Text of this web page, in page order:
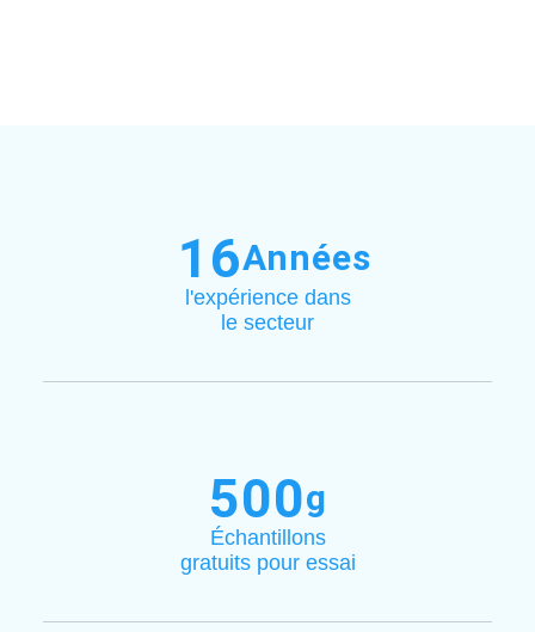
l'expérience dans
le secteur
16Années
Échantillons
gratuits pour essai
500g